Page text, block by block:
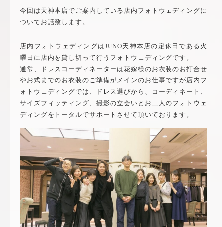
今回は天神本店でご案内している店内フォトウェディングに
ついてお話致します。
店内フォトウェディングはJUNO天神本店の定休日である火
曜日に店内を貸し切って行うフォトウェディングです。
通常、ドレスコーディネーターは花嫁様のお衣装のお打合せ
やお式までのお衣装のご準備がメインのお仕事ですが店内フ
ォトウェディングでは、ドレス選びから、コーディネート、
サイズフィッティング、撮影の立会いとお二人のフォトウェ
ディングをトータルでサポートさせて頂いております。